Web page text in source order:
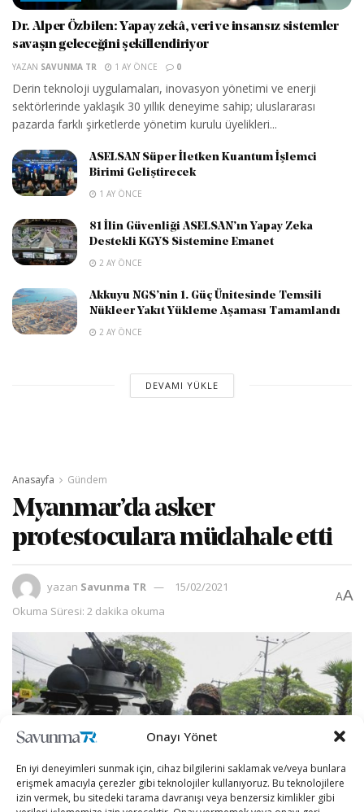
Onayı Yönet
En iyi deneyimleri sunmak için, cihaz bilgilerini saklamak ve/veya bunlara
erişmek amacıyla çerezler gibi teknolojiler kullanıyoruz. Bu teknolojilere
izin vermek, bu sitedeki tarama davranışı veya benzersiz kimlikler gibi
Dr. Alper Özbilen: Yapay zekâ, veri ve insansız sistemler
savaşın geleceğini şekillendiriyor
YAZAN SAVUNMA TR 1 AY ÖNCE 0
Derin teknoloji uygulamaları, inovasyon yönetimi ve enerji
sektörlerinde yaklaşık 30 yıllık deneyime sahip; uluslararası
pazarda farklı şirketlerde yönetim kurulu üyelikleri...
ASELSAN Süper İletken Kuantum İşlemci
Birimi Geliştirecek
1 AY ÖNCE
81 İlin Güvenliği ASELSAN’ın Yapay Zeka
Destekli KGYS Sistemine Emanet
2 AY ÖNCE
Akkuyu NGS’nin 1. Güç Ünitesinde Temsili
Nükleer Yakıt Yükleme Aşaması Tamamlandı
2 AY ÖNCE
DEVAMI YÜKLE
Anasayfa Gündem
Myanmar’da asker
protestoculara müdahale etti
yazan Savunma TR
15/02/2021
Okuma Süresi: 2 dakika okuma
AA